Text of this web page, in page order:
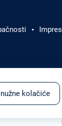
+385 1 4591 816
kolačiće